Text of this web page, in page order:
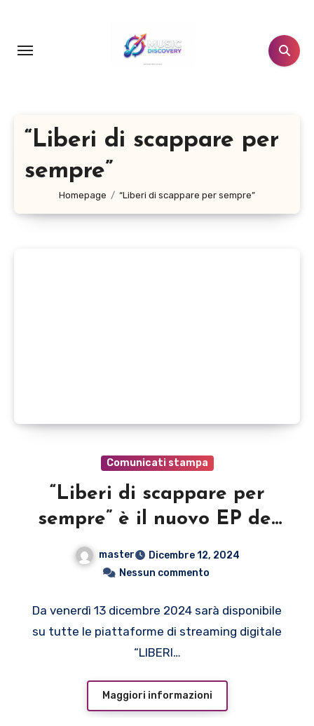
contenuto
“Liberi di scappare per
sempre”
Homepage “Liberi di scappare per sempre”
Comunicati stampa
“Liberi di scappare per
sempre” è il nuovo EP dei
master
Dicembre 12, 2024
Nessun commento
Da venerdì 13 dicembre 2024 sarà disponibile
su tutte le piattaforme di streaming digitale
“LIBERI…
Maggiori informazioni